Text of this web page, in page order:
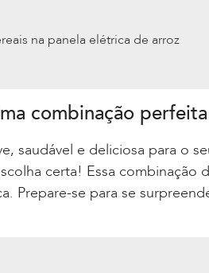
na panela elétrica de arroz
combinação
saudável e deliciosa para o
certa! Essa combinação
Prepare-se para se